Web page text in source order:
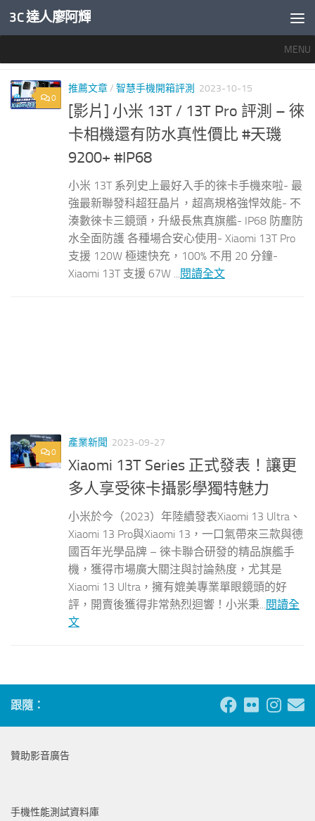
內文下方
3C 達人廖阿輝
MENU
0
推薦文章/ 智慧手機開箱評測 2023-10-15
[影片] 小米 13T / 13T Pro 評測 – 徠
卡相機還有防水真性價比 #天璣
9200+ #IP68
小米 13T 系列史上最好入手的徠卡手機來啦- 最
強最新聯發科超狂晶片，超高規格強悍效能- 不
湊數徠卡三鏡頭，升級長焦真旗艦- IP68 防塵防
水全面防護 各種場合安心使用- Xiaomi 13T Pro
支援 120W 極速快充，100% 不用 20 分鐘-
Xiaomi 13T 支援 67W ...閱讀全文
0
產業新聞 2023-09-27
Xiaomi 13T Series 正式發表！讓更
多人享受徠卡攝影學獨特魅力
小米於今（2023）年陸續發表Xiaomi 13 Ultra、
Xiaomi 13 Pro與Xiaomi 13，一口氣帶來三款與德
國百年光學品牌 – 徠卡聯合研發的精品旗艦手
機，獲得市場廣大關注與討論熱度，尤其是
Xiaomi 13 Ultra，擁有媲美專業單眼鏡頭的好
評，開賣後獲得非常熱烈迴響！小米秉...閱讀全
文
跟隨：
贊助影音廣告
手機性能測試資料庫